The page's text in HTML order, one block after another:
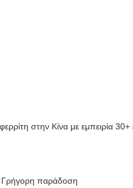
στην Κίνα με εμπειρία
Γρήγορη παράδοση